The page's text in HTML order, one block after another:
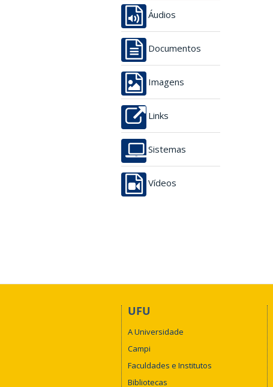
Áudios
Documentos
Imagens
Links
Sistemas
Vídeos
UFU
A Universidade
Campi
Faculdades e Institutos
Bibliotecas